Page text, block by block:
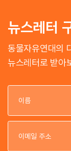
뉴스레터
동물자유연대의
뉴스레터로 받아